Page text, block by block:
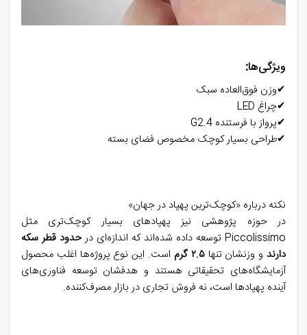
ویژگی‌ها:
✔وزن فوق‌العاده سبک
✔چراغ LED
✔پرواز با فرستنده 2.4
G
✔طراحی بسیار کوچک مخصوص فضای بسته
نکته درباره «کوچک‌ترین پهپاد در جهان»
در حوزه پژوهشی نیز پهپادهای بسیار کوچک‌تری مثل
Piccolissimo توسعه داده شده‌اند که اندازه‌ای درحدود قطر سکه
دارندو وزنشان تنها۲.۵ گرم است. این نوع پروژه‌ها اغلب محصول
آزمایشگاه‌های تحقیقاتی هستند و هدفشان توسعه فناوری‌های
آینده پهپادها است، نه فروش تجاری در بازار مصرف‌کننده.